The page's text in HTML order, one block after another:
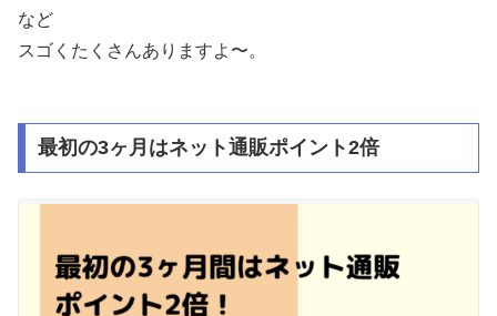
など
スゴくたくさんありますよ〜。
最初の3ヶ月はネット通販ポイント2倍